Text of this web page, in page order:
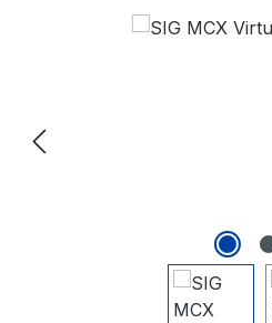
Bildergalerie überspringen